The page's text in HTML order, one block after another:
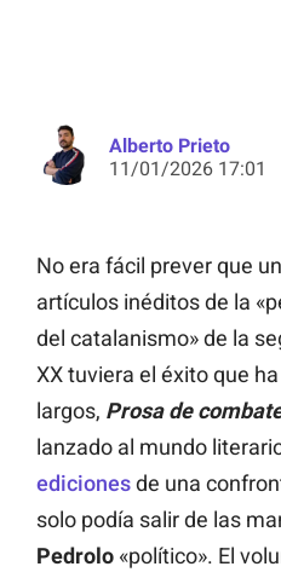
Alberto Prieto
11/01/2026 17:01
No era fácil prever que
artículos inéditos de la
del catalanismo» de la
XX tuviera el éxito que
largos, Prosa de
lanzado al mundo
edicionesde una
solo podía salir de las
Pedrolo «político». El